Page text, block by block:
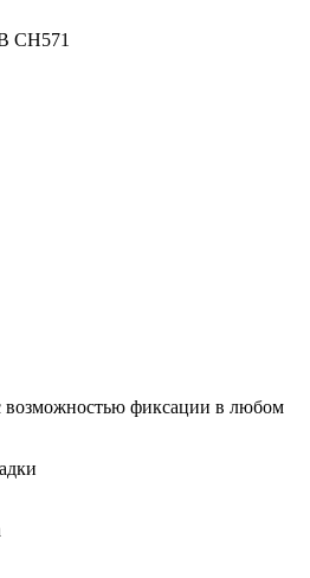
CH571
возможностью фиксации в любом